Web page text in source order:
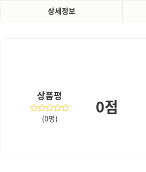
상세정보
상품평
(0명)
0점